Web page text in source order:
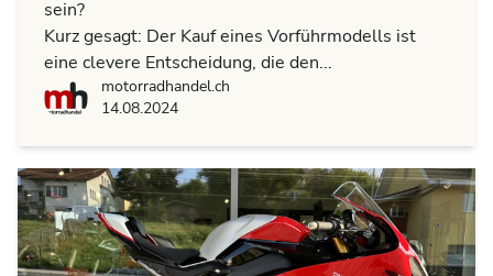
sein?
Kurz gesagt: Der Kauf eines Vorführmodells ist
eine clevere Entscheidung, die den...
motorradhandel.ch
motorradhandel.ch
14.08.2024